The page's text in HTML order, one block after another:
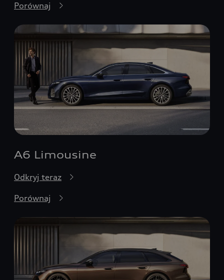
Porównaj
A6 Limousine
Odkryj teraz
Porównaj